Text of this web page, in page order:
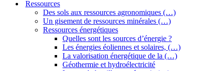
Ressources
Des sols aux ressources agronomiques (…)
Un gisement de ressources minérales (…)
Ressources énergétiques
Quelles sont les sources d’énergie ?
Les énergies éoliennes et solaires, (…)
La valorisation énergétique de la (…)
Géothermie et hydroélectricité